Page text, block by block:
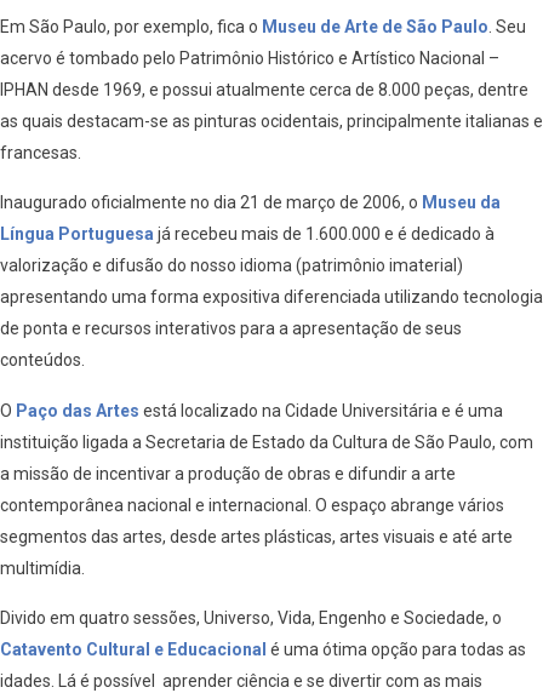
Em São Paulo, por exemplo, fica o Museu de Arte de São Paulo . Seu
acervo é tombado pelo Patrimônio Histórico e Artístico Nacional –
IPHAN desde 1969, e possui atualmente cerca de 8.000 peças, dentre
as quais destacam-se as pinturas ocidentais, principalmente italianas e
francesas.
Inaugurado oficialmente no dia 21 de março de 2006, o Museu da
Língua Portuguesa já recebeu mais de 1.600.000 e é dedicado à
valorização e difusão do nosso idioma (patrimônio imaterial)
apresentando uma forma expositiva diferenciada utilizando tecnologia
de ponta e recursos interativos para a apresentação de seus
conteúdos.
O Paço das Artes está localizado na Cidade Universitária e é uma
instituição ligada a Secretaria de Estado da Cultura de São Paulo, com
a missão de incentivar a produção de obras e difundir a arte
contemporânea nacional e internacional. O espaço abrange vários
segmentos das artes, desde artes plásticas, artes visuais e até arte
multimídia.
Divido em quatro sessões, Universo, Vida, Engenho e Sociedade, o
Catavento Cultural e Educacional é uma ótima opção para todas as
idades. Lá é possível aprender ciência e se divertir com as mais